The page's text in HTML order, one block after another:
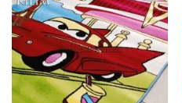
Додати
до
обраного